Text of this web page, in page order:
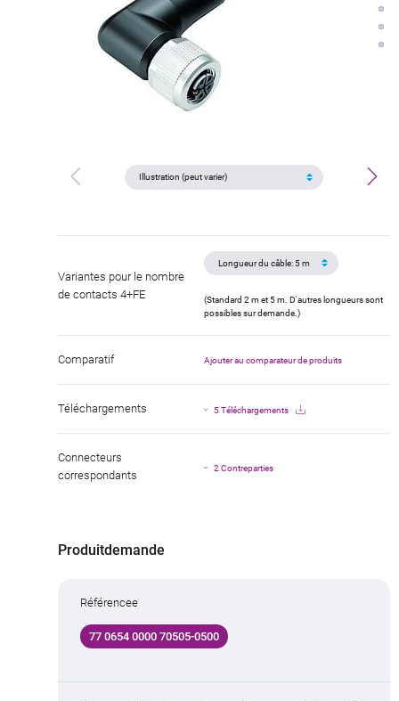
Variantes pour le nombre
de contacts 4+FE
(Standard 2 m et 5 m. D'autres longueurs sont
possibles sur demande.)
Comparatif Ajouter au comparateur de produits
Téléchargements 5 Téléchargements
Connecteurs
correspondants
2 Contreparties
Produitdemande
Référencee
77 0654 0000 70505-0500